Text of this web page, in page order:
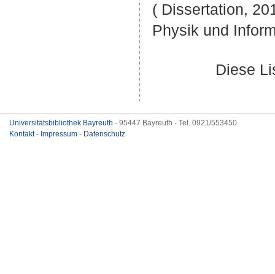
( Dissertation,
Physik und
Diese
Universitätsbibliothek Bayreuth - 95447 Bayreuth - Tel. 0921/553450
Kontakt- Impressum - Datenschutz